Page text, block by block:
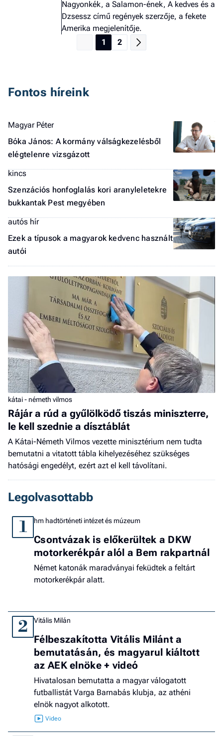
Nagyonkék, a Salamon-ének, A kedves és a
Dzsessz című regények szerzője, a fekete
Amerika megjelenítője.
1
2
Fontos híreink
Magyar Péter
Bóka János: A kormány válságkezelésből
elégtelenre vizsgázott
kincs
Szenzációs honfoglalás kori aranyleletekre
bukkantak Pest megyében
autós hír
Ezek a típusok a magyarok kedvenc használt
autói
kátai - németh vilmos
Rájár a rúd a gyűlölködő tiszás miniszterre,
le kell szednie a dísztáblát
A Kátai-Németh Vilmos vezette minisztérium nem tudta
bemutatni a vitatott tábla kihelyezéséhez szükséges
hatósági engedélyt, ezért azt el kell távolítani.
Legolvasottabb
1 hm hadtörténeti intézet és múzeum
Csontvázak is előkerültek a DKW
motorkerékpár alól a Bem rakpartnál
Német katonák maradványai feküdtek a feltárt
motorkerékpár alatt.
2 Vitális Milán
Félbeszakította Vitális Milánt a
bemutatásán, és magyarul kiáltott
az AEK elnöke + videó
Hivatalosan bemutatta a magyar válogatott
futballistát Varga Barnabás klubja, az athéni
elnök nagyot alkotott.